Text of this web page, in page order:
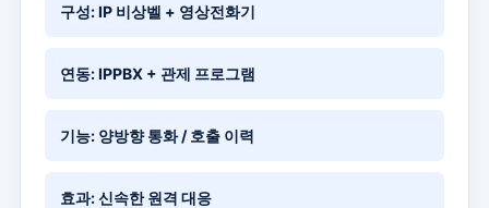
구성: IP 비상벨 + 영상전화기
연동: IPPBX + 관제 프로그램
기능: 양방향 통화 / 호출 이력
효과: 신속한 원격 대응